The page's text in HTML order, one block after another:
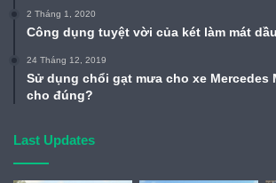
2 Tháng 1, 2020
Công dụng tuyệt vời của két làm mát
24 Tháng 12, 2019
Sử dụng chổi gạt mưa cho xe Mercedes
cho đúng?
Last Updates